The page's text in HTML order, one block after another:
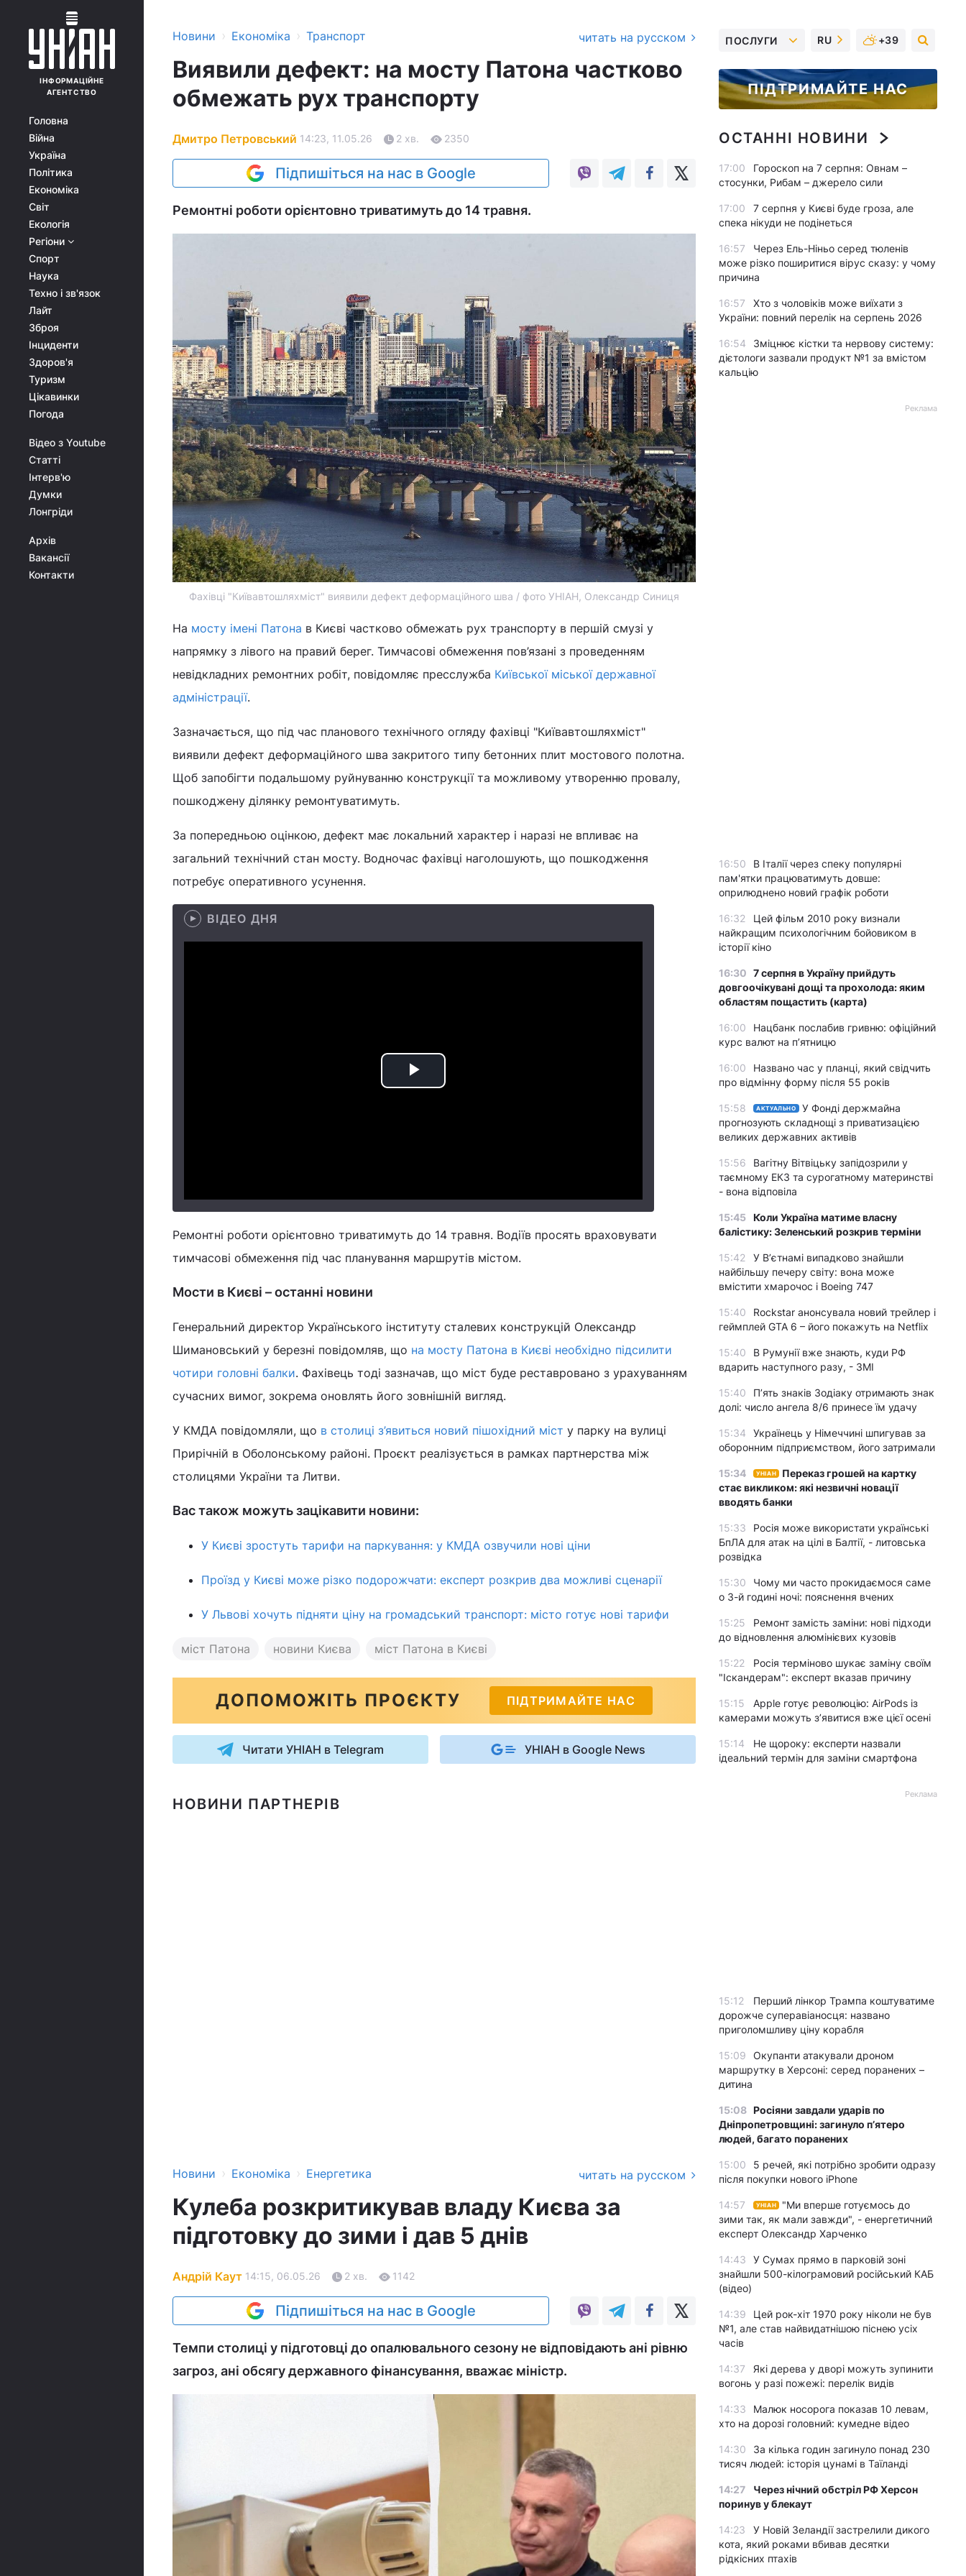
ІНФОРМАЦІЙНЕ
АГЕНТСТВО
Головна
Війна
Україна
Політика
Економіка
Світ
Екологія
Регіони
Спорт
Наука
Техно і зв'язок
Лайт
Зброя
Інциденти
Здоров'я
Туризм
Цікавинки
Погода
Відео з Youtube
Статті
Інтерв'ю
Думки
Лонгріди
Архів
Вакансії
Контакти
Новини › Економіка › Транспорт читать на русском
Виявили дефект: на мосту Патона частково
обмежать рух транспорту
Дмитро Петровський 14:23, 11.05.26 2 хв. 2350
Підпишіться на нас в Google
Ремонтні роботи орієнтовно триватимуть до 14 травня.
Фахівці "Київавтошляхміст" виявили дефект деформаційного шва / фото УНІАН, Олександр Синиця
На мосту імені Патона в Києві частково обмежать рух транспорту в першій смузі у
напрямку з лівого на правий берег. Тимчасові обмеження пов’язані з проведенням
невідкладних ремонтних робіт, повідомляє пресслужба Київської міської державної
адміністрації.
Зазначається, що під час планового технічного огляду фахівці "Київавтошляхміст"
виявили дефект деформаційного шва закритого типу бетонних плит мостового полотна.
Щоб запобігти подальшому руйнуванню конструкції та можливому утворенню провалу,
пошкоджену ділянку ремонтуватимуть.
За попередньою оцінкою, дефект має локальний характер і наразі не впливає на
загальний технічний стан мосту. Водночас фахівці наголошують, що пошкодження
потребує оперативного усунення.
ВІДЕО ДНЯ
Play
Ремонтні роботи орієнтовно триватимуть до 14 травня. Водіїв просять враховувати
тимчасові обмеження під час планування маршрутів містом.
Мости в Києві – останні новини
Генеральний директор Українського інституту сталевих конструкцій Олександр
Шимановський у березні повідомляв, що на мосту Патона в Києві необхідно підсилити
чотири головні балки. Фахівець тоді зазначав, що міст буде реставровано з урахуванням
сучасних вимог, зокрема оновлять його зовнішній вигляд.
У КМДА повідомляли, що в столиці з’явиться новий пішохідний міст у парку на вулиці
Прирічній в Оболонському районі. Проєкт реалізується в рамках партнерства між
столицями України та Литви.
Вас також можуть зацікавити новини:
У Києві зростуть тарифи на паркування: у КМДА озвучили нові ціни
Проїзд у Києві може різко подорожчати: експерт розкрив два можливі сценарії
У Львові хочуть підняти ціну на громадський транспорт: місто готує нові тарифи
міст Патона новини Києва міст Патона в Києві
ДОПОМОЖІТЬ ПРОЄКТУ ПІДТРИМАЙТЕ НАС
Читати УНІАН в Telegram УНІАН в Google News
НОВИНИ ПАРТНЕРІВ
Новини › Економіка › Енергетика читать на русском
Кулеба розкритикував владу Києва за
підготовку до зими і дав 5 днів
Андрій Каут 14:15, 06.05.26 2 хв. 1142
Підпишіться на нас в Google
Темпи столиці у підготовці до опалювального сезону не відповідають ані рівню
загроз, ані обсягу державного фінансування, вважає міністр.
ПОСЛУГИ RU +39
ПІДТРИМАЙТЕ НАС
ОСТАННІ НОВИНИ
17:00
Гороскоп на 7 серпня: Овнам –
стосунки, Рибам – джерело сили
17:00
7 серпня у Києві буде гроза, але
спека нікуди не подінеться
16:57
Через Ель-Ніньо серед тюленів
може різко поширитися вірус сказу: у чому
причина
16:57
Хто з чоловіків може виїхати з
України: повний перелік на серпень 2026
16:54
Зміцнює кістки та нервову систему:
дієтологи зазвали продукт №1 за вмістом
кальцію
Реклама
16:50
В Італії через спеку популярні
пам'ятки працюватимуть довше:
оприлюднено новий графік роботи
16:32
Цей фільм 2010 року визнали
найкращим психологічним бойовиком в
історії кіно
16:30 7 серпня в Україну прийдуть
довгоочікувані дощі та прохолода: яким
областям пощастить (карта)
16:00
Нацбанк послабив гривню: офіційний
курс валют на п’ятницю
16:00
Названо час у планці, який свідчить
про відмінну форму після 55 років
15:58 АКТУАЛЬНО
У Фонді держмайна
прогнозують складнощі з приватизацією
великих державних активів
15:56
Вагітну Вітвіцьку запідозрили у
таємному ЕКЗ та сурогатному материнстві
- вона відповіла
15:45 Коли Україна матиме власну
балістику: Зеленський розкрив терміни
15:42
У Вʼєтнамі випадково знайшли
найбільшу печеру світу: вона може
вмістити хмарочос і Boeing 747
15:40
Rockstar анонсувала новий трейлер і
геймплей GTA 6 – його покажуть на Netflix
15:40
В Румунії вже знають, куди РФ
вдарить наступного разу, - ЗМІ
15:40
П’ять знаків Зодіаку отримають знак
долі: число ангела 8/6 принесе їм удачу
15:34
Українець у Німеччині шпигував за
оборонним підприємством, його затримали
15:34 УНІАН
Переказ грошей на картку
стає викликом: які незвичні новації
вводять банки
15:33
Росія може використати українські
БпЛА для атак на цілі в Балтії, - литовська
розвідка
15:30
Чому ми часто прокидаємося саме
о 3-й годині ночі: пояснення вчених
15:25
Ремонт замість заміни: нові підходи
до відновлення алюмінієвих кузовів
15:22
Росія терміново шукає заміну своїм
"Іскандерам": експерт вказав причину
15:15
Apple готує революцію: AirPods із
камерами можуть з’явитися вже цієї осені
15:14
Не щороку: експерти назвали
ідеальний термін для заміни смартфона
Реклама
15:12
Перший лінкор Трампа коштуватиме
дорожче суперавіаносця: названо
приголомшливу ціну корабля
15:09
Окупанти атакували дроном
маршрутку в Херсоні: серед поранених –
дитина
15:08 Росіяни завдали ударів по
Дніпропетровщині: загинуло пʼятеро
людей, багато поранених
15:00
5 речей, які потрібно зробити одразу
після покупки нового iPhone
14:57 УНІАН
"Ми вперше готуємось до
зими так, як мали завжди", - енергетичний
експерт Олександр Харченко
14:43
У Сумах прямо в парковій зоні
знайшли 500-кілограмовий російський КАБ
(відео)
14:39
Цей рок-хіт 1970 року ніколи не був
№1, але став найвидатнішою піснею усіх
часів
14:37
Які дерева у дворі можуть зупинити
вогонь у разі пожежі: перелік видів
14:33
Малюк носорога показав 10 левам,
хто на дорозі головний: кумедне відео
14:30
За кілька годин загинуло понад 230
тисяч людей: історія цунамі в Таїланді
14:27
Через нічний обстріл РФ Херсон
поринув у блекаут
14:23
У Новій Зеландії застрелили дикого
кота, який роками вбивав десятки
рідкісних птахів